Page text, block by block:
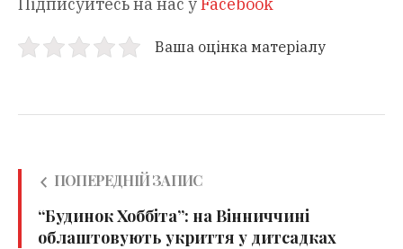
Ваша оцінка матеріалу
ПОПЕРЕДНІЙ ЗАПИС
“Будинок Хоббіта”: на Вінниччині
облаштовують укриття у дитсадках